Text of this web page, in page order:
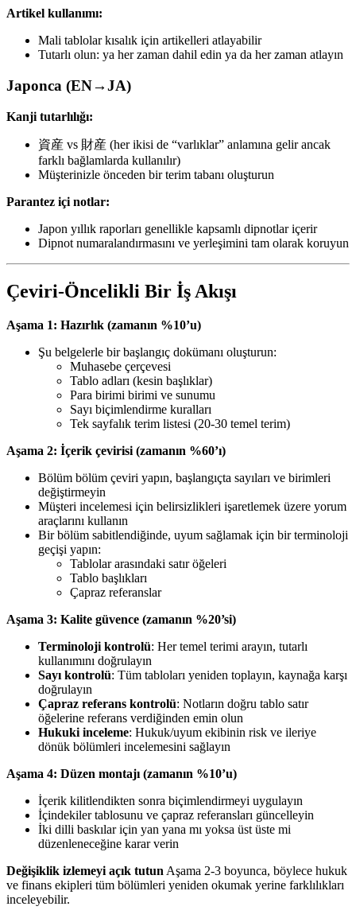
Artikel kullanımı:
Mali tablolar kısalık için artikelleri atlayabilir
Tutarlı olun: ya her zaman dahil edin ya da her zaman atlayın
Japonca (EN→JA)
Kanji tutarlılığı:
資産 vs 財産 (her ikisi de “varlıklar” anlamına gelir ancak
farklı bağlamlarda kullanılır)
Müşterinizle önceden bir terim tabanı oluşturun
Parantez içi notlar:
Japon yıllık raporları genellikle kapsamlı dipnotlar içerir
Dipnot numaralandırmasını ve yerleşimini tam olarak koruyun
Çeviri-Öncelikli Bir İş Akışı
Aşama 1: Hazırlık (zamanın %10’u)
Şu belgelerle bir başlangıç dokümanı oluşturun:
Muhasebe çerçevesi
Tablo adları (kesin başlıklar)
Para birimi birimi ve sunumu
Sayı biçimlendirme kuralları
Tek sayfalık terim listesi (20-30 temel terim)
Aşama 2: İçerik çevirisi (zamanın %60’ı)
Bölüm bölüm çeviri yapın, başlangıçta sayıları ve birimleri
değiştirmeyin
Müşteri incelemesi için belirsizlikleri işaretlemek üzere yorum
araçlarını kullanın
Bir bölüm sabitlendiğinde, uyum sağlamak için bir terminoloji
geçişi yapın:
Tablolar arasındaki satır öğeleri
Tablo başlıkları
Çapraz referanslar
Aşama 3: Kalite güvence (zamanın %20’si)
Terminoloji kontrolü: Her temel terimi arayın, tutarlı
kullanımını doğrulayın
Sayı kontrolü: Tüm tabloları yeniden toplayın, kaynağa karşı
doğrulayın
Çapraz referans kontrolü: Notların doğru tablo satır
öğelerine referans verdiğinden emin olun
Hukuki inceleme: Hukuk/uyum ekibinin risk ve ileriye
dönük bölümleri incelemesini sağlayın
Aşama 4: Düzen montajı (zamanın %10’u)
İçerik kilitlendikten sonra biçimlendirmeyi uygulayın
İçindekiler tablosunu ve çapraz referansları güncelleyin
İki dilli baskılar için yan yana mı yoksa üst üste mi
düzenleneceğine karar verin
Değişiklik izlemeyi açık tutun Aşama 2-3 boyunca, böylece hukuk
ve finans ekipleri tüm bölümleri yeniden okumak yerine farklılıkları
inceleyebilir.